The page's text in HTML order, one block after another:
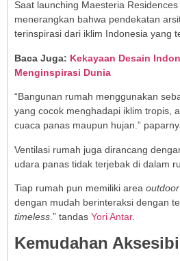
Saat launching Maesteria
menerangkan bahwa pendekatan
terinspirasi dari iklim Indonesia yang
Baca Juga: Kekayaan Desain
Menginspirasi Dunia
“Bangunan rumah menggunakan
yang cocok menghadapi iklim tropis,
cuaca panas maupun hujan.”
Ventilasi rumah juga dirancang
udara panas tidak terjebak di dalam
Tiap rumah pun memiliki area outdoor
dengan mudah berinteraksi dengan
timeless .” tandas Yori Antar.
Kemudahan